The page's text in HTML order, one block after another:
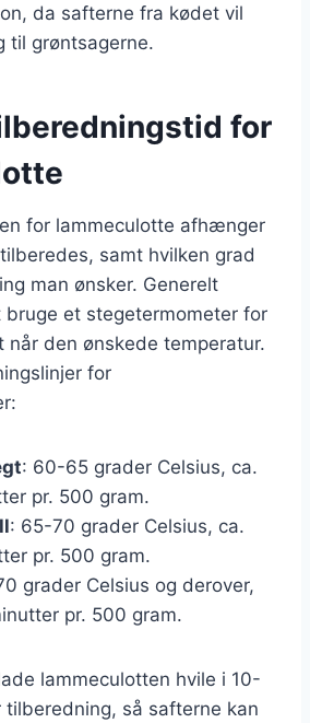
da safterne fra kødet vil
til grøntsagerne.
for
for lammeculotte afhænger
samt hvilken grad
man ønsker. Generelt
et stegetermometer for
når den ønskede temperatur.
for
: 60-65 grader Celsius, ca.
pr. 500 gram.
: 65-70 grader Celsius, ca.
pr. 500 gram.
grader Celsius og derover,
pr. 500 gram.
lammeculotten hvile i 10-
tilberedning, så safterne kan